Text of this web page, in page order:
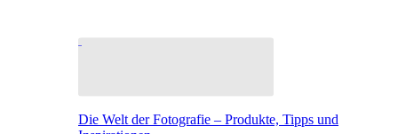
Die Welt der Fotografie – Produkte, Tipps und